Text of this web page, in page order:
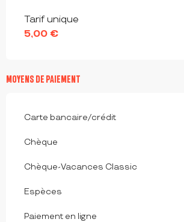
Tarifs 2026
Tarif unique
5,00 €
MOYENS DE PAIEMENT
Carte bancaire/crédit
Chèque
Chèque-Vacances Classic
Espèces
Paiement en ligne